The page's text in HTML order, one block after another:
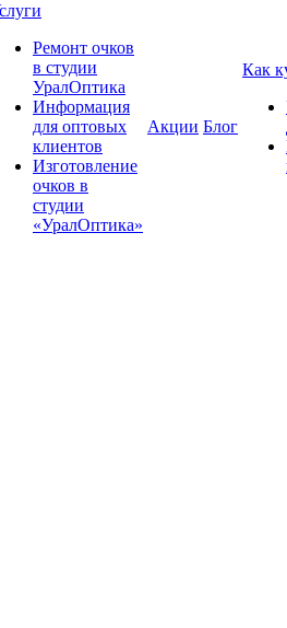
Ремонт очков
в студии
УралОптика
Информация
для оптовых
клиентов
Изготовление
очков в
студии
«УралОптика»
Акции Блог
Как